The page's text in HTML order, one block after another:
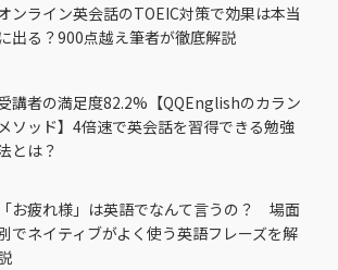
ンライン英会話のTOEIC対策で効果は本当
に出る？900点越え筆者が徹底解説
講者の満足度82.2%【QQEnglishのカラン
メソッド】4倍速で英会話を習得できる勉強
とは？
「お疲れ様」は英語でなんて言うの？ 場面
でネイティブがよく使う英語フレーズを解